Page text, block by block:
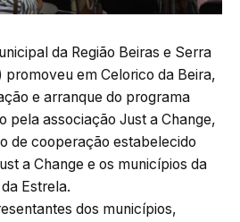
da Região Beiras e Serra
promoveu em Celorico da Beira,
e arranque do programa
pela associação Just a Change,
de cooperação estabelecido
a Change e os municípios da
Estrela.
dos municípios,